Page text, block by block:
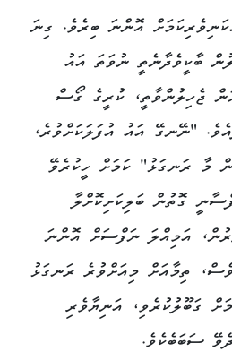
އޮންނަ ބިރެވެ. ގިނަ
ބާކީވެދާނެތީ ނުވަތަ އައު
ޖެހިލުންވާތީ، ކުރީގެ ގޯސް
"ނޭނގޭ އައު އުފަލަކަށްވުރެ،
މާ ރަނގަޅު" ކަމަށް ހީކުރެވޭ
ގޮތުން ބަލިކަށިކޮށްލާ
އަމިއްލަ ނަފްސަށް އޮންނަ
ތިމާއަށް މިއަށްވުރެ ރަނގަޅު
ގަބޫލުކުރެވި، އަނިޔާވެރި
ސަބަބެކެވެ.